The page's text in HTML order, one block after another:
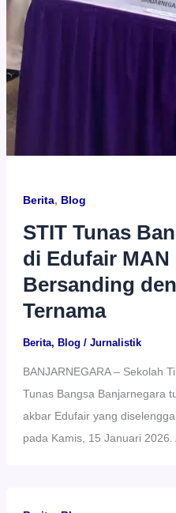
Berita, Blog
STIT Tunas
di Edufair MAN
Bersanding
Ternama
Berita, Blog / Jurnalistik
BANJARNEGARA – Sekolah
Tunas Bangsa Banjarnegara
akbar Edufair yang
pada Kamis, 15 Januari